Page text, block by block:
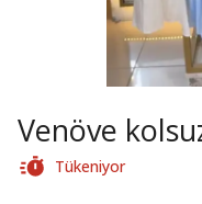
Venöve
Tükeniyor